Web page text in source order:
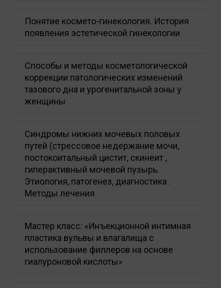
Понятие космето-гинекология. История
появления эстетической гинекологии
Способы и методы косметологической
коррекции патологических изменений
тазового дна и урогенитальной зоны у
женщины
Синдромы нижних мочевых половых
путей (стрессовое недержание мочи,
постокоитальный цистит, скинеит ,
гиперактивный мочевой пузырь.
Этиология, патогенез, диагностика .
Методы лечения
Мастер класс: «Инъекционной интимная
пластика вульвы и влагалища с
использование филлеров на основе
гиалуроновой кислоты»